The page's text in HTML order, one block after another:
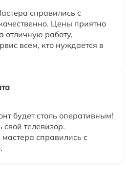
справились с
Цены приятно
отличную работу,
всем, кто нуждается в
будет столь оперативным!
свой телевизор.
справились с